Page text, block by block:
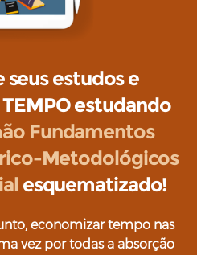
seus estudos e
estudando
Fundamentos
Metodológicos
esquematizado!
economizar tempo nas
vez por todas a absorção